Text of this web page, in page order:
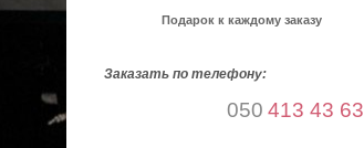
Подарок к каждому заказу
Заказать по телефону:
050 413 43 63